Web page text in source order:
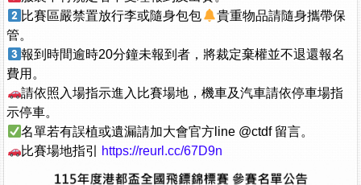
比賽區嚴禁置放行李或隨身包包
貴重物品請隨身攜帶保
管。
報到時間逾時20分鐘未報到者，將裁定棄權並不退還報名
費用。
請依照入場指示進入比賽場地，機車及汽車請依停車場指
示停車。
名單若有誤植或遺漏請加大會官方line @ctdf 留言。
比賽場地指引 https://reurl.cc/67D9n